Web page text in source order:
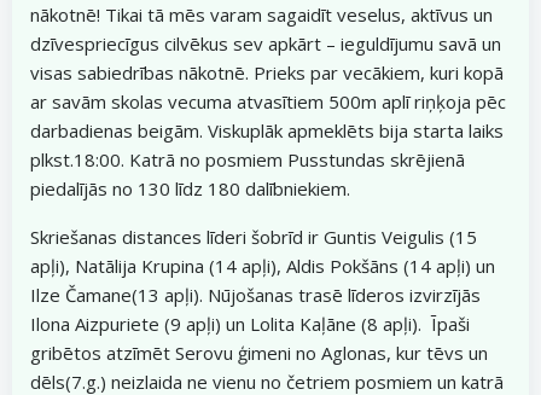
nākotnē! Tikai tā mēs varam sagaidīt veselus, aktīvus un
dzīvespriecīgus cilvēkus sev apkārt – ieguldījumu savā un
visas sabiedrības nākotnē. Prieks par vecākiem, kuri kopā
ar savām skolas vecuma atvasītiem 500m aplī riņķoja pēc
darbadienas beigām. Viskuplāk apmeklēts bija starta laiks
plkst.18:00. Katrā no posmiem Pusstundas skrējienā
piedalījās no 130 līdz 180 dalībniekiem.
Skriešanas distances līderi šobrīd ir Guntis Veigulis (15
apļi), Natālija Krupina (14 apļi), Aldis Pokšāns (14 apļi) un
Ilze Čamane(13 apļi). Nūjošanas trasē līderos izvirzījās
Ilona Aizpuriete (9 apļi) un Lolita Kaļāne (8 apļi). Īpaši
gribētos atzīmēt Serovu ģimeni no Aglonas, kur tēvs un
dēls(7.g.) neizlaida ne vienu no četriem posmiem un katrā